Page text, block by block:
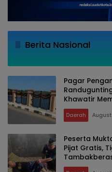
Berita Nasional
Pagar
Khawatir
Daerah
Peserta
Pijat Gratis,